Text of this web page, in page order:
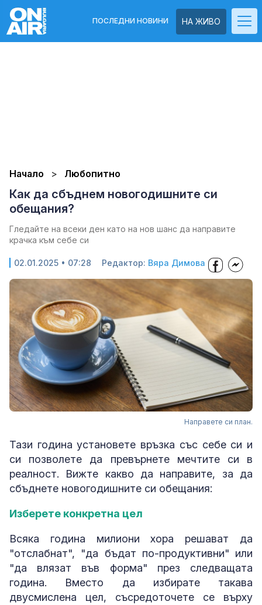
НА ЖИВО
ПОСЛЕДНИ НОВИНИ
Начало Любопитно
Как да сбъднем новогодишните си
обещания?
Гледайте на всеки ден като на нов шанс да направите
крачка към себе си
02.01.2025 • 07:28 Редактор: Вяра Димова
Направете си план.
Тази година установете връзка със себе си и
си позволете да превърнете мечтите си в
реалност. Вижте какво да направите, за да
сбъднете новогодишните си обещания:
Изберете конкретна цел
Всяка година милиони хора решават да
"отслабнат", "да бъдат по-продуктивни" или
"да влязат във форма" през следващата
година. Вместо да избирате такава
двусмислена цел, съсредоточете се върху